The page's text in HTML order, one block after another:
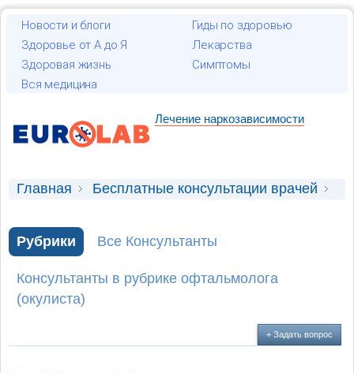
Новости и блоги
Гиды по здоровью
Здоровье от А до Я
Лекарства
Здоровая жизнь
Симптомы
Вся медицина
Лечение наркозависимости
Главная
Бесплатные консультации врачей
Подбор лекарсв
Рубрики Все Консультанты
Консультанты в рубрике офтальмолога
(окулиста)
+ Задать вопрос